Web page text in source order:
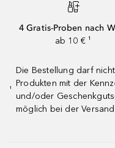
4 Gratis-Proben nach
ab 10 € ¹
¹
Die Bestellung darf
Produkten mit der
und/oder
möglich bei der